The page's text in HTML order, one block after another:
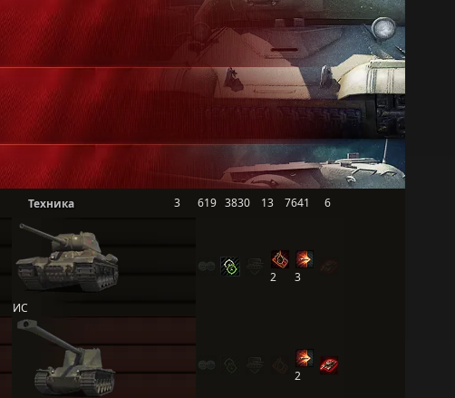
Техника 3 619 3830 13 7641 6
ИС
2 3
2